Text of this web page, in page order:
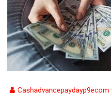
Cashadvancepaydayp9ecom